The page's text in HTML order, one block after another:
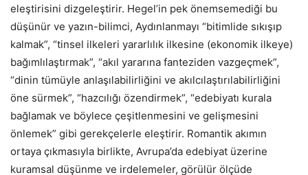
eleştirisini dizgeleştirir. Hegel’in pek önemsemediği bu
düşünür ve yazın-bilimci, Aydınlanmayı “bitimlide sıkışıp
kalmak”, “tinsel ilkeleri yararlılık ilkesine (ekonomik ilkeye)
bağımlılaştırmak”, “akıl yararına fanteziden vazgeçmek”,
“dinin tümüyle anlaşılabilirliğini ve akılcılaştırılabilirliğini
öne sürmek”, “hazcılığı özendirmek”, “edebiyatı kurala
bağlamak ve böylece çeşitlenmesini ve gelişmesini
önlemek” gibi gerekçelerle eleştirir. Romantik akımın
ortaya çıkmasıyla birlikte, Avrupa’da edebiyat üzerine
kuramsal düşünme ve irdelemeler, görülür ölçüde